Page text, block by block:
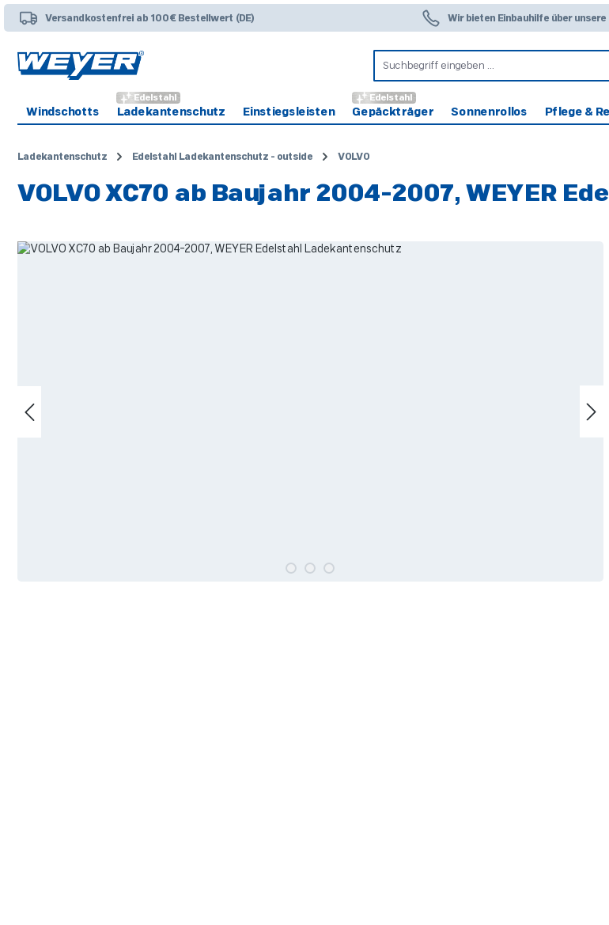
Hauptinhalt springen
Zur Suche springen
Zur Hauptnavigation springen
Versandkostenfrei ab 100€ Bestellwert (DE) Wir bieten Einbauhilfe über unsere
Windschotts Ladekantenschutz
Edelstahl
Einstiegsleisten Gepäckträger
Edelstahl
Sonnenrollos Pflege &
Ladekantenschutz Edelstahl Ladekantenschutz - outside VOLVO
VOLVO XC70 ab Baujahr 2004-2007, WEYER
Bildergalerie überspringen